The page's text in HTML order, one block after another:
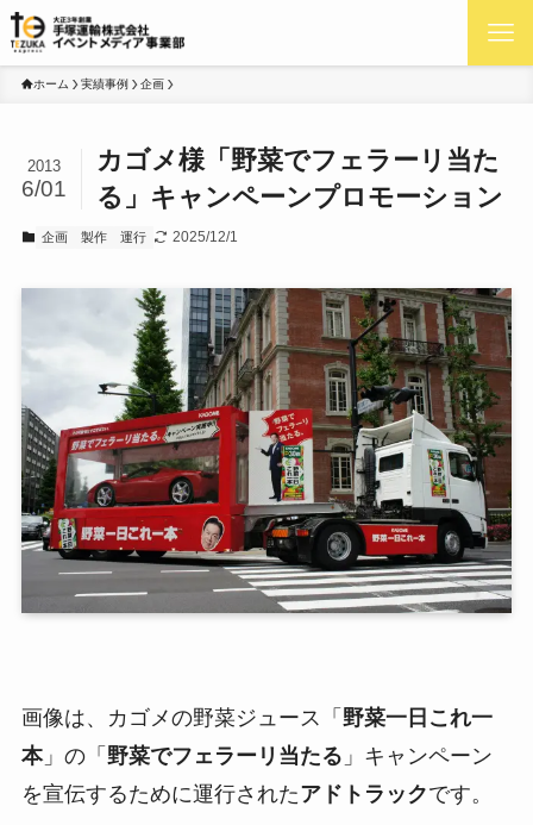
ホーム 実績事例 企画
カゴメ様「野菜でフェラーリ当た
る」キャンペーンプロモーション
2013
6/01
企画 製作 運行 2025/12/1
画像は、カゴメの野菜ジュース「 野菜一日これ一
本」の「 野菜でフェラーリ当たる 」キャンペーン
を宣伝するために運行されたアドトラックです。